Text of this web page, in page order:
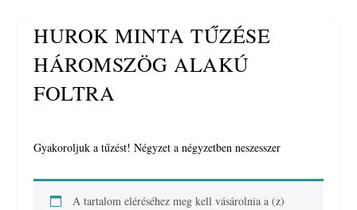
HUROK MINTA TŰZÉSE
HÁROMSZÖG ALAKÚ
FOLTRA
Gyakoroljuk a tűzést! Négyzet a négyzetben neszesszer
A tartalom eléréséhez meg kell vásárolnia a (z)